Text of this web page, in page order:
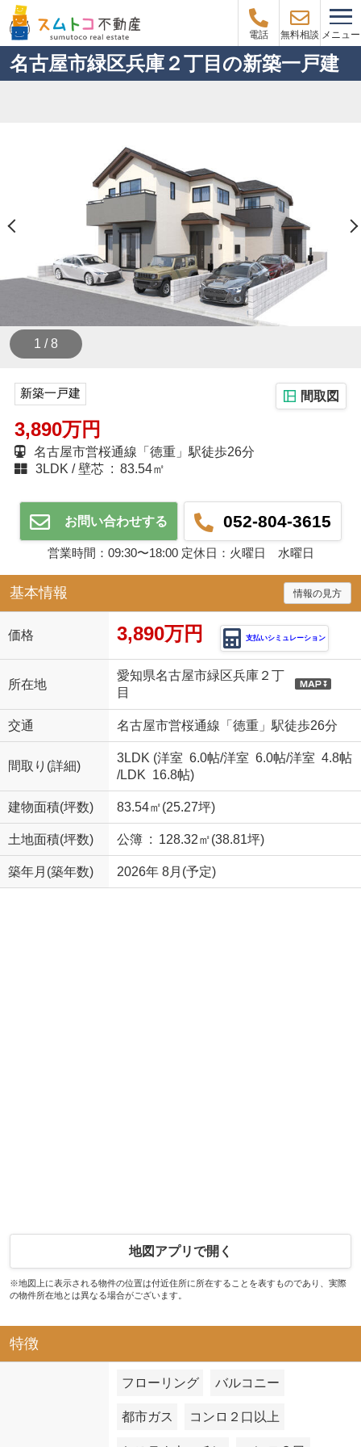
電話 無料相談 メニュー
名古屋市緑区兵庫２丁目の新築一戸建
1 / 8
新築一戸建 間取図
3,890万円
名古屋市営桜通線「徳重」駅徒歩26分
3LDK
壁芯 : 83.54㎡
お問い合わせする 052-804-3615
営業時間：09:30〜18:00 定休日：火曜日 水曜日
基本情報 情報の見方
価格 3,890万円 支払いシミュレーション
所在地
愛知県名古屋市緑区兵庫２丁
目
交通 名古屋市営桜通線「徳重」駅徒歩26分
間取り(詳細)
3LDK (洋室 6.0帖/洋室 6.0帖/洋室 4.8帖
/LDK 16.8帖)
建物面積(坪数) 83.54㎡(25.27坪)
土地面積(坪数) 公簿 : 128.32㎡(38.81坪)
築年月(築年数) 2026年 8月(予定)
地図アプリで開く
※地図上に表示される物件の位置は付近住所に所在することを表すものであり、実際
の物件所在地とは異なる場合がございます。
特徴
フローリング バルコニー
都市ガス コンロ２口以上